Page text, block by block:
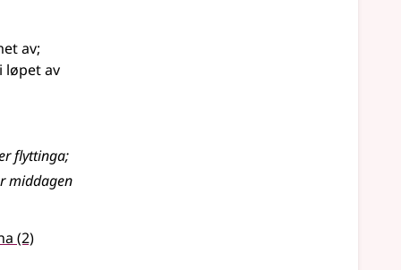
av;
løpet av
flyttinga;
middagen
(2)